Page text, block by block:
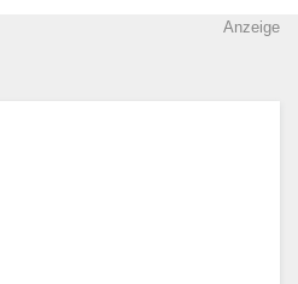
Anzeige